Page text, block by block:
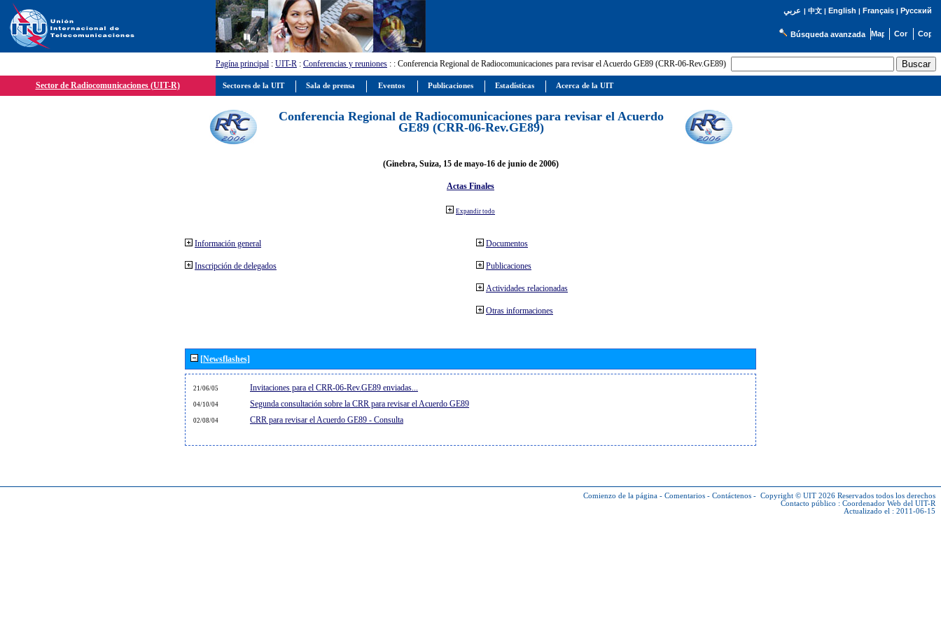
عربي | 中文| English | Français| Русский
Búsqueda avanzada
Pagína principal : UIT-R : Conferencias y reuniones : : Conferencia Regional de Radiocomunicaciones para revisar el Acuerdo GE89 (CRR-06-Rev.GE89)
Sector de Radiocomunicaciones (UIT-R)
Conferencia Regional de Radiocomunicaciones para revisar el Acuerdo
GE89 (CRR-06-Rev.GE89)
(Ginebra, Suiza, 15 de mayo-16 de junio de 2006)
Actas Finales
Expandir todo
Información general
Inscripción de delegados
Documentos
Publicaciones
Actividades relacionadas
Otras informaciones
[Newsflashes]
21/06/05 Invitaciones para el CRR-06-Rev.GE89 enviadas...
04/10/04 Segunda consultación sobre la CRR para revisar el Acuerdo GE89
02/08/04 CRR para revisar el Acuerdo GE89 - Consulta
Comienzo de la página - Comentarios - Contáctenos - Copyright © UIT 2026 Reservados todos los derechos
Contacto público : Coordenador Web del UIT-R
Actualizado el : 2011-06-15
Sectores de la UIT Sala de prensa Eventos Publicaciones Estadísticas Acerca de la UIT